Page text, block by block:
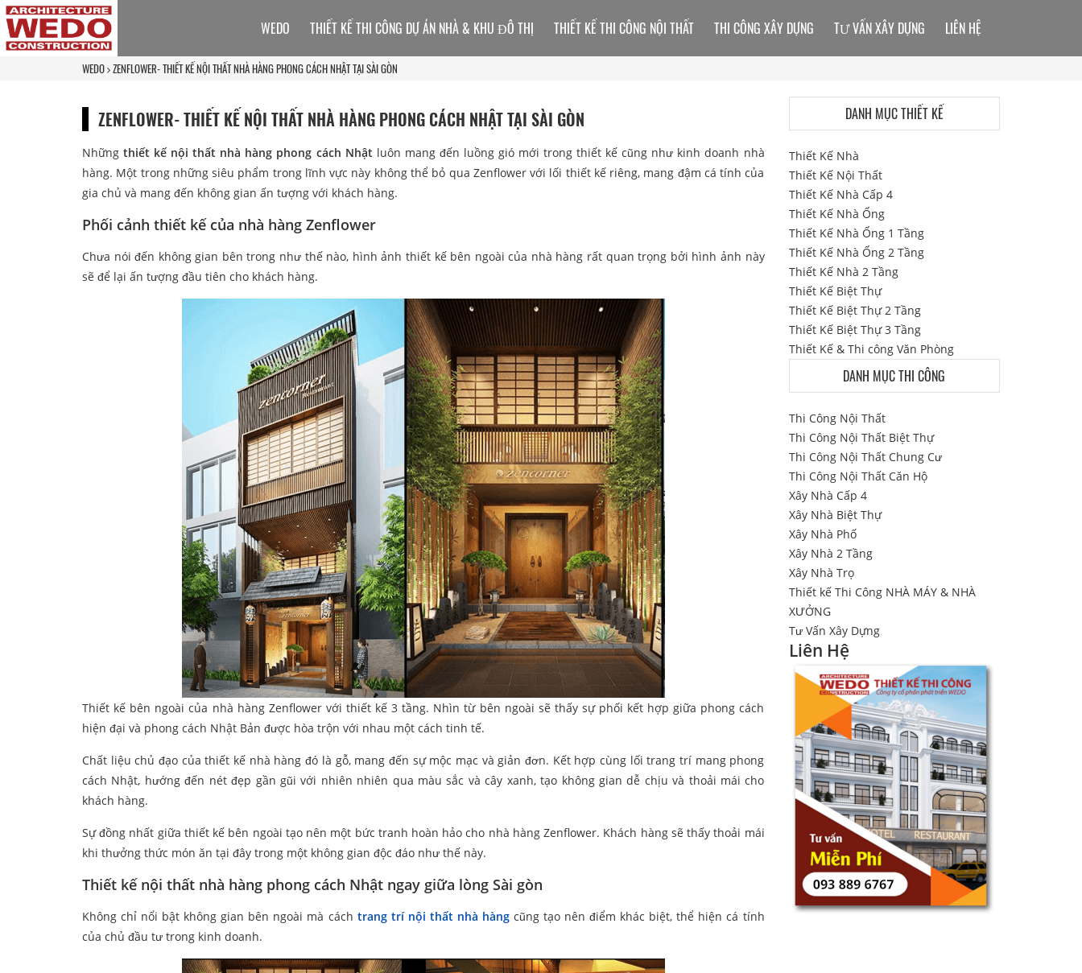
WEDO ZENFLOWER- THIẾT KẾ NỘI THẤT NHÀ HÀNG PHONG CÁCH NHẬT TẠI SÀI GÒN
ZENFLOWER- THIẾT KẾ NỘI THẤT NHÀ HÀNG PHONG CÁCH NHẬT TẠI SÀI GÒN
Nhữngthiết kế nội thất nhà hàng phong cách Nhật luôn mang đến luồng gió mới trong thiết kế cũng như kinh doanh nhà
hàng. Một trong những siêu phẩm trong lĩnh vực này không thể bỏ qua Zenflower với lối thiết kế riêng, mang đậm cá tính của
gia chủ và mang đến không gian ấn tượng với khách hàng.
Phối cảnh thiết kế của nhà hàng Zenflower
Chưa nói đến không gian bên trong như thế nào, hình ảnh thiết kế bên ngoài của nhà hàng rất quan trọng bởi hình ảnh này
sẽ để lại ấn tượng đầu tiên cho khách hàng.
Thiết kế bên ngoài của nhà hàng Zenflower với thiết kế 3 tầng. Nhìn từ bên ngoài sẽ thấy sự phối kết hợp giữa phong cách
hiện đại và phong cách Nhật Bản được hòa trộn với nhau một cách tinh tế.
Chất liệu chủ đạo của thiết kế nhà hàng đó là gỗ, mang đến sự mộc mạc và giản đơn. Kết hợp cùng lối trang trí mang phong
cách Nhật, hướng đến nét đẹp gần gũi với nhiên nhiên qua màu sắc và cây xanh, tạo không gian dễ chịu và thoải mái cho
khách hàng.
Sự đồng nhất giữa thiết kế bên ngoài tạo nên một bức tranh hoàn hảo cho nhà hàng Zenflower. Khách hàng sẽ thấy thoải mái
khi thưởng thức món ăn tại đây trong một không gian độc đáo như thế này.
Thiết kế nội thất nhà hàng phong cách Nhật ngay giữa lòng Sài gòn
Không chỉ nổi bật không gian bên ngoài mà cách trang trí nội thất nhà hàngcũng tạo nên điểm khác biệt, thể hiện cá tính
của chủ đầu tư trong kinh doanh.
WEDO THIẾT KẾ THI CÔNG DỰ ÁN NHÀ & KHU ĐÔ THỊ THIẾT KẾ THI CÔNG NỘI THẤT THI CÔNG XÂY DỰNG TƯ VẤN XÂY DỰNG LIÊN HỆ
DANH MỤC THIẾT KẾ
Thiết Kế Nhà
Thiết Kế Nội Thất
Thiết Kế Nhà Cấp 4
Thiết Kế Nhà Ống
Thiết Kế Nhà Ống 1 Tầng
Thiết Kế Nhà Ống 2 Tầng
Thiết Kế Nhà 2 Tầng
Thiết Kế Biệt Thự
Thiết Kế Biệt Thự 2 Tầng
Thiết Kế Biệt Thự 3 Tầng
Thiết Kế & Thi công Văn Phòng
DANH MỤC THI CÔNG
Thi Công Nội Thất
Thi Công Nội Thất Biệt Thự
Thi Công Nội Thất Chung Cư
Thi Công Nội Thất Căn Hộ
Xây Nhà Cấp 4
Xây Nhà Biệt Thự
Xây Nhà Phố
Xây Nhà 2 Tầng
Xây Nhà Trọ
Thiết kế Thi Công NHÀ MÁY & NHÀ
XƯỞNG
Tư Vấn Xây Dựng
Liên Hệ